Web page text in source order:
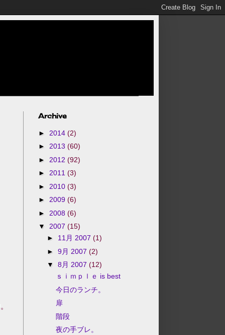
Archive
► 2014 (2)
► 2013 (60)
► 2012 (92)
► 2011 (3)
► 2010 (3)
► 2009 (6)
► 2008 (6)
▼ 2007 (15)
► 11月 2007 (1)
► 9月 2007 (2)
▼ 8月 2007 (12)
ｓｉｍｐｌｅ is best
今日のランチ。
扉
階段
夜の手ブレ。